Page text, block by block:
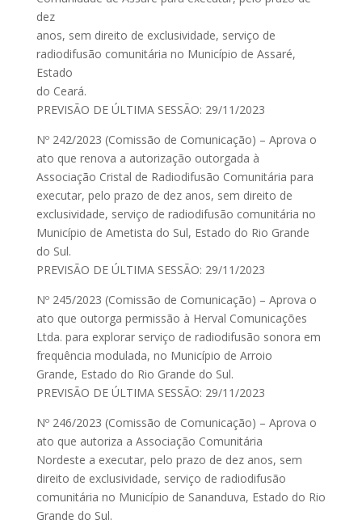
dez
anos, sem direito de exclusividade, serviço de
radiodifusão comunitária no Município de Assaré,
Estado
do Ceará.
PREVISÃO DE ÚLTIMA SESSÃO: 29/11/2023
Nº 242/2023 (Comissão de Comunicação) – Aprova o
ato que renova a autorização outorgada à
Associação Cristal de Radiodifusão Comunitária para
executar, pelo prazo de dez anos, sem direito de
exclusividade, serviço de radiodifusão comunitária no
Município de Ametista do Sul, Estado do Rio Grande
do Sul.
PREVISÃO DE ÚLTIMA SESSÃO: 29/11/2023
Nº 245/2023 (Comissão de Comunicação) – Aprova o
ato que outorga permissão à Herval Comunicações
Ltda. para explorar serviço de radiodifusão sonora em
frequência modulada, no Município de Arroio
Grande, Estado do Rio Grande do Sul.
PREVISÃO DE ÚLTIMA SESSÃO: 29/11/2023
Nº 246/2023 (Comissão de Comunicação) – Aprova o
ato que autoriza a Associação Comunitária
Nordeste a executar, pelo prazo de dez anos, sem
direito de exclusividade, serviço de radiodifusão
comunitária no Município de Sananduva, Estado do Rio
Grande do Sul.